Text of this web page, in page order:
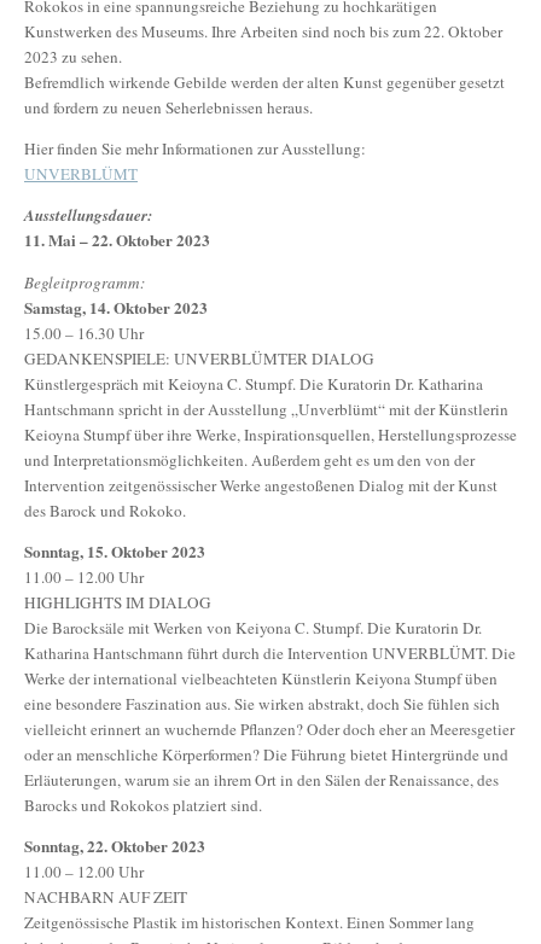
Rokokos in eine spannungsreiche Beziehung zu hochkarätigen
Kunstwerken des Museums. Ihre Arbeiten sind noch bis zum 22. Oktober
2023 zu sehen.
Befremdlich wirkende Gebilde werden der alten Kunst gegenüber gesetzt
und fordern zu neuen Seherlebnissen heraus.
Hier finden Sie mehr Informationen zur Ausstellung:
UNVERBLÜMT
Ausstellungsdauer:
11. Mai – 22. Oktober 2023
Begleitprogramm:
Samstag, 14. Oktober 2023
15.00 – 16.30 Uhr
GEDANKENSPIELE: UNVERBLÜMTER DIALOG
Künstlergespräch mit Keioyna C. Stumpf. Die Kuratorin Dr. Katharina
Hantschmann spricht in der Ausstellung „Unverblümt“ mit der Künstlerin
Keioyna Stumpf über ihre Werke, Inspirationsquellen, Herstellungsprozesse
und Interpretationsmöglichkeiten. Außerdem geht es um den von der
Intervention zeitgenössischer Werke angestoßenen Dialog mit der Kunst
des Barock und Rokoko.
Sonntag, 15. Oktober 2023
11.00 – 12.00 Uhr
HIGHLIGHTS IM DIALOG
Die Barocksäle mit Werken von Keiyona C. Stumpf. Die Kuratorin Dr.
Katharina Hantschmann führt durch die Intervention UNVERBLÜMT. Die
Werke der international vielbeachteten Künstlerin Keiyona Stumpf üben
eine besondere Faszination aus. Sie wirken abstrakt, doch Sie fühlen sich
vielleicht erinnert an wuchernde Pflanzen? Oder doch eher an Meeresgetier
oder an menschliche Körperformen? Die Führung bietet Hintergründe und
Erläuterungen, warum sie an ihrem Ort in den Sälen der Renaissance, des
Barocks und Rokokos platziert sind.
Sonntag, 22. Oktober 2023
11.00 – 12.00 Uhr
NACHBARN AUF ZEIT
Zeitgenössische Plastik im historischen Kontext. Einen Sommer lang